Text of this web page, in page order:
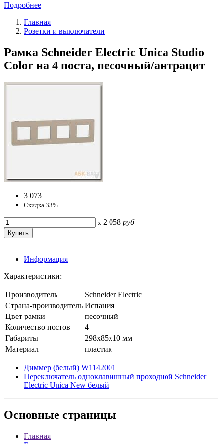
Подробнее
Главная
Розетки и выключатели
Рамка Schneider Electric Unica Studio
Color на 4 поста, песочный/антрацит
3 073
Скидка 33%
x 2 058 руб
Информация
Характеристики:
Производитель
Schneider Electric
Страна-производитель Испания
Цвет рамки
песочный
Количество постов
4
Габариты
298x85x10 мм
Материал
пластик
Диммер (белый) W1142001
Переключатель одноклавишный проходной Schneider
Electric Unica New белый
Основные страницы
Главная